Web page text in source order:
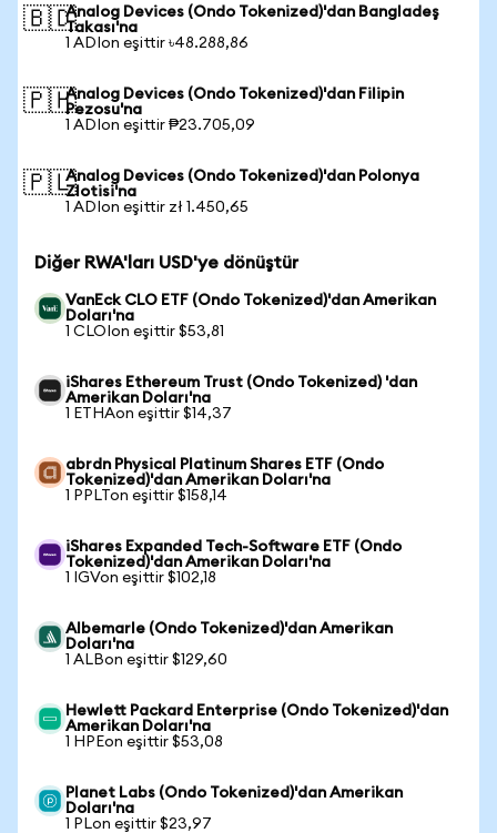
🇧🇩Analog Devices (Ondo Tokenized)'dan Bangladeş
Takası'na
1 ADIon eşittir ৳48.288,86
🇵🇭Analog Devices (Ondo Tokenized)'dan Filipin
Pezosu'na
1 ADIon eşittir ₱23.705,09
🇵🇱Analog Devices (Ondo Tokenized)'dan Polonya
Zlotisi'na
1 ADIon eşittir zł 1.450,65
Diğer RWA'ları USD'ye dönüştür
VanEck CLO ETF (Ondo Tokenized)'dan Amerikan
Doları'na
1 CLOIon eşittir $53,81
iShares Ethereum Trust (Ondo Tokenized) 'dan
Amerikan Doları'na
1 ETHAon eşittir $14,37
abrdn Physical Platinum Shares ETF (Ondo
Tokenized)'dan Amerikan Doları'na
1 PPLTon eşittir $158,14
iShares Expanded Tech-Software ETF (Ondo
Tokenized)'dan Amerikan Doları'na
1 IGVon eşittir $102,18
Albemarle (Ondo Tokenized)'dan Amerikan
Doları'na
1 ALBon eşittir $129,60
Hewlett Packard Enterprise (Ondo Tokenized)'dan
Amerikan Doları'na
1 HPEon eşittir $53,08
Planet Labs (Ondo Tokenized)'dan Amerikan
Doları'na
1 PLon eşittir $23,97